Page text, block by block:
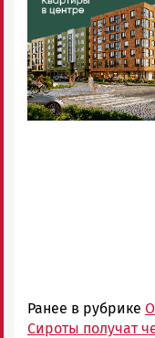
Ранее в рубрике
Сироты получат